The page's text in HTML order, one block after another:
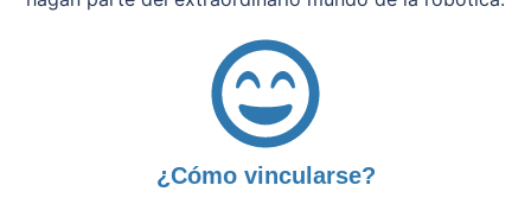
¿Cómo vincularse?